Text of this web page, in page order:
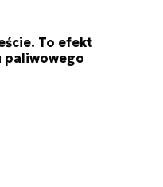
To efekt
paliwowego